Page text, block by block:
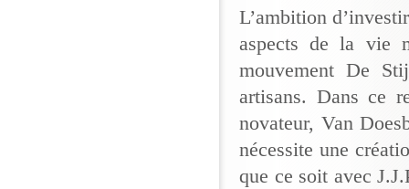
L’ambition
aspects de la vie
mouvement De
artisans. Dans ce
novateur, Van
nécessite une
que ce soit avec